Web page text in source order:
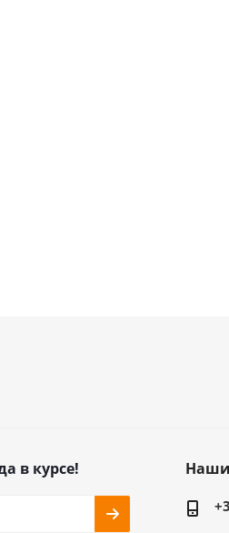
в курсе!